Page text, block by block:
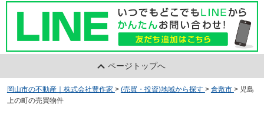
ページトップへ
岡山市の不動産｜株式会社豊作家 > (売買・投資)地域から探す > 倉敷市 > 児島
上の町の売買物件